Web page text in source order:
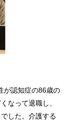
が認知症の86歳の
なって退職し、
した。介護する